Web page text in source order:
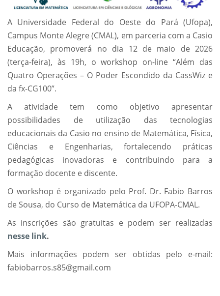
A Universidade Federal do Oeste do Pará (Ufopa),
Campus Monte Alegre (CMAL), em parceria com a Casio
Educação, promoverá no dia 12 de maio de 2026
(terça-feira), às 19h, o workshop on-line “Além das
Quatro Operações – O Poder Escondido da CassWiz e
da fx-CG100”.
A atividade tem como objetivo apresentar
possibilidades de utilização das tecnologias
educacionais da Casio no ensino de Matemática, Física,
Ciências e Engenharias, fortalecendo práticas
pedagógicas inovadoras e contribuindo para a
formação docente e discente.
O workshop é organizado pelo Prof. Dr. Fabio Barros
de Sousa, do Curso de Matemática da UFOPA-CMAL.
As inscrições são gratuitas e podem ser realizadas
nesse link.
Mais informações podem ser obtidas pelo e-mail:
fabiobarros.s85@gmail.com